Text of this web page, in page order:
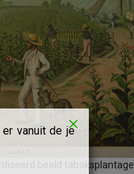
beeld tabaksplantage
vanuit de je